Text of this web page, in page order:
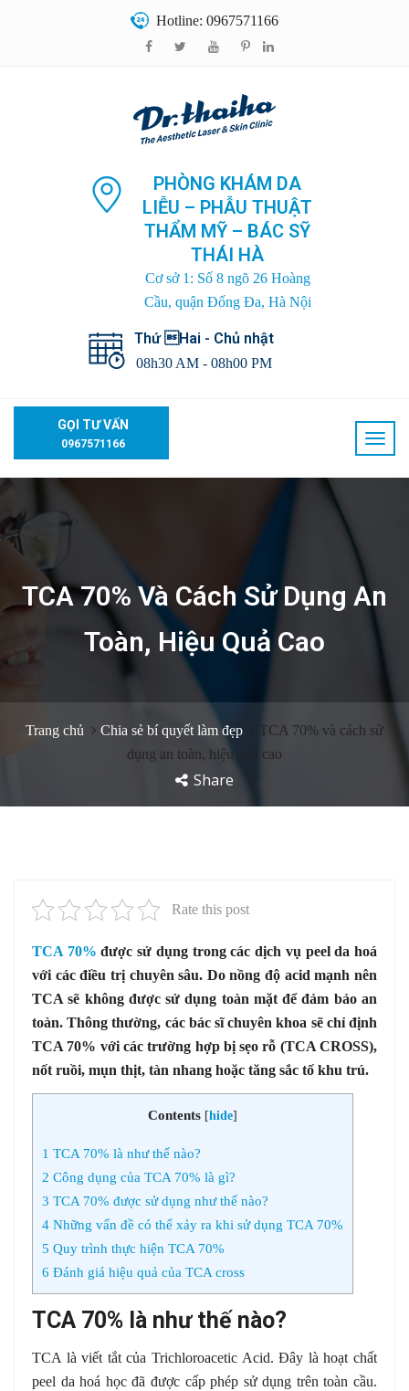
Hotline: 0967571166
PHÒNG KHÁM DA
LIỄU – PHẪU THUẬT
THẨM MỸ – BÁC SỸ
THÁI HÀ
Cơ sở 1: Số 8 ngõ 26 Hoàng
Cầu, quận Đống Đa, Hà Nội
Thứ Hai - Chủ nhật
08h30 AM - 08h00 PM
GỌI TƯ VẤN
0967571166
TCA 70% Và Cách Sử Dụng An
Toàn, Hiệu Quả Cao
Trang chủ Chia sẻ bí quyết làm đẹp
TCA 70% và cách sử
dụng an toàn, hiệu quả cao
Share
Rate this post
TCA 70% được sử dụng trong các dịch vụ peel da hoá
với các điều trị chuyên sâu. Do nồng độ acid mạnh nên
TCA sẽ không được sử dụng toàn mặt để đảm bảo an
toàn. Thông thường, các bác sĩ chuyên khoa sẽ chỉ định
TCA 70% với các trường hợp bị sẹo rỗ (TCA CROSS),
nốt ruồi, mụn thịt, tàn nhang hoặc tăng sắc tố khu trú.
Contents [hide]
1 TCA 70% là như thế nào?
2 Công dụng của TCA 70% là gì?
3 TCA 70% được sử dụng như thế nào?
4 Những vấn đề có thể xảy ra khi sử dụng TCA 70%
5 Quy trình thực hiện TCA 70%
6 Đánh giá hiệu quả của TCA cross
TCA 70% là như thế nào?
TCA là viết tắt của Trichloroacetic Acid. Đây là hoạt chất
peel da hoá học đã được cấp phép sử dụng trên toàn cầu.